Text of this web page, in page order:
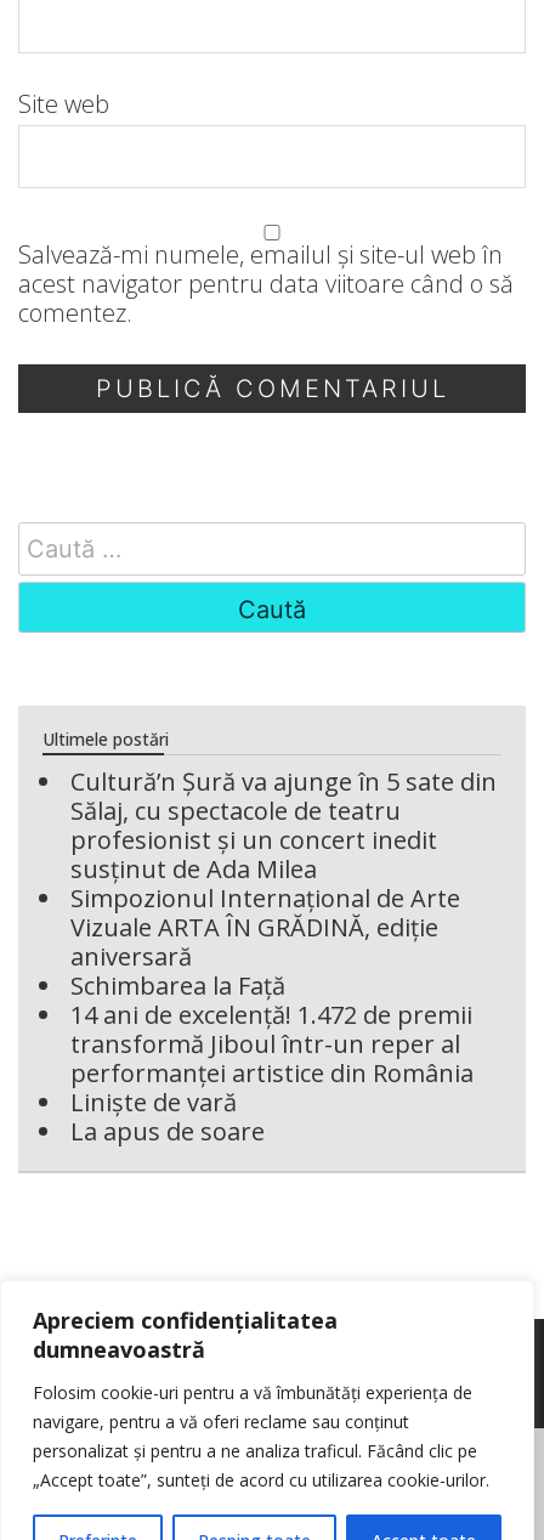
Apreciem confidențialitatea
dumneavoastră
Folosim cookie-uri pentru a vă îmbunătăți experiența de
navigare, pentru a vă oferi reclame sau conținut
personalizat și pentru a ne analiza traficul. Făcând clic pe
„Accept toate”, sunteți de acord cu utilizarea cookie-urilor.
Site web
Salvează-mi numele, emailul și site-ul web în
acest navigator pentru data viitoare când o să
comentez.
Search
for:
Ultimele postări
Cultură’n Șură va ajunge în 5 sate din
Sălaj, cu spectacole de teatru
profesionist și un concert inedit
susținut de Ada Milea
Simpozionul Internațional de Arte
Vizuale ARTA ÎN GRĂDINĂ, ediție
aniversară
Schimbarea la Față
14 ani de excelență! 1.472 de premii
transformă Jiboul într-un reper al
performanței artistice din România
Liniște de vară
La apus de soare
© Reporter pur si simplu
Politica de cookie-
uri
Nota de informare cu privire la prelucrarea de date personale